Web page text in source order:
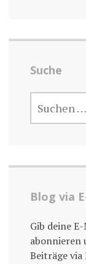
Suche
NACH:
Blog via
Gib deine
abonnieren
Beiträge